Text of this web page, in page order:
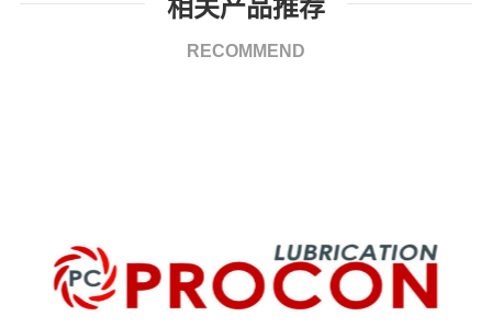
相关产品推荐
RECOMMEND